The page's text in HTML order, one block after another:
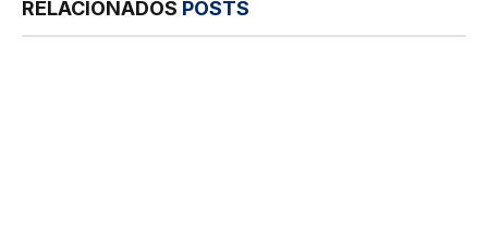
RELACIONADOS POSTS